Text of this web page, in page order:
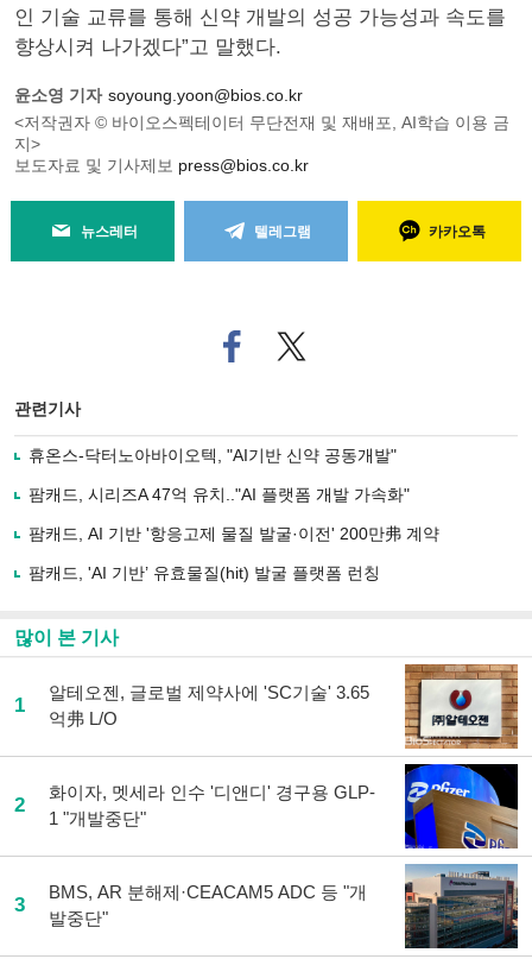
인 기술 교류를 통해 신약 개발의 성공 가능성과 속도를
향상시켜 나가겠다”고 말했다.
윤소영 기자 soyoung.yoon@bios.co.kr
<저작권자 © 바이오스펙테이터 무단전재 및 재배포, AI학습 이용 금
지>
보도자료 및 기사제보 press@bios.co.kr
뉴스레터 텔레그램 카카오톡
페
이
로
사
유
기
트위
터로
관련기사
휴온스-닥터노아바이오텍, "AI기반 신약 공동개발"
팜캐드, 시리즈A 47억 유치.."AI 플랫폼 개발 가속화"
팜캐드, AI 기반 '항응고제 물질 발굴·이전' 200만弗 계약
팜캐드, 'AI 기반’ 유효물질(hit) 발굴 플랫폼 런칭
많이 본 기사
1
알테오젠, 글로벌 제약사에 'SC기술' 3.65
억弗 L/O
2
화이자, 멧세라 인수 '디앤디' 경구용 GLP-
1 "개발중단"
3
BMS, AR 분해제·CEACAM5 ADC 등 "개
발중단"